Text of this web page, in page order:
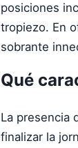
posiciones
tropiezo. En
sobrante
Qué
La presencia
finalizar la